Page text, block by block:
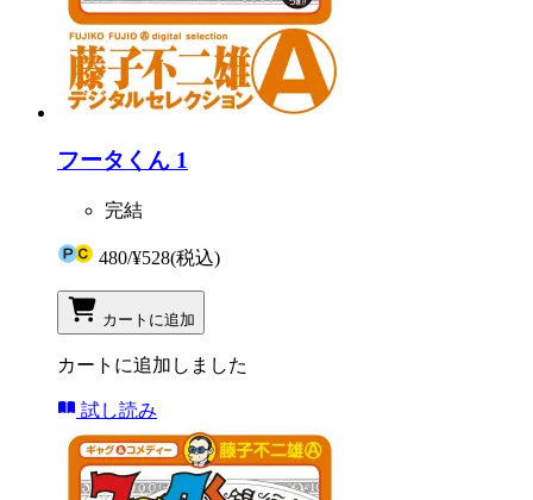
フータくん 1
完結
480/¥528(税込)
カートに追加
カートに追加しました
試し読み